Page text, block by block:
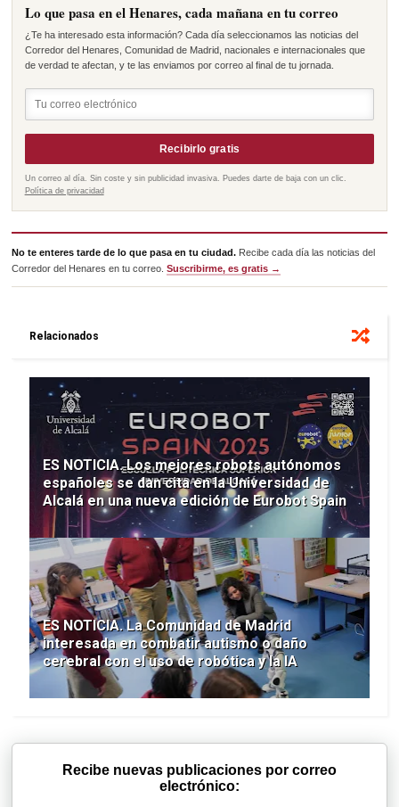
Lo que pasa en el Henares, cada mañana en tu correo
¿Te ha interesado esta información? Cada día seleccionamos las noticias del
Corredor del Henares, Comunidad de Madrid, nacionales e internacionales que
de verdad te afectan, y te las enviamos por correo al final de tu jornada.
Recibirlo gratis
Un correo al día. Sin coste y sin publicidad invasiva. Puedes darte de baja con un clic.
Política de privacidad
No te enteres tarde de lo que pasa en tu ciudad. Recibe cada día las noticias del
Corredor del Henares en tu correo.Suscribirme, es gratis →
Relacionados
ES NOTICIA. Los mejores robots autónomos
españoles se dan cita en la Universidad de
Alcalá en una nueva edición de Eurobot Spain
ES NOTICIA. La Comunidad de Madrid
interesada en combatir autismo o daño
cerebral con el uso de robótica y la IA
Recibe nuevas publicaciones por correo
electrónico: